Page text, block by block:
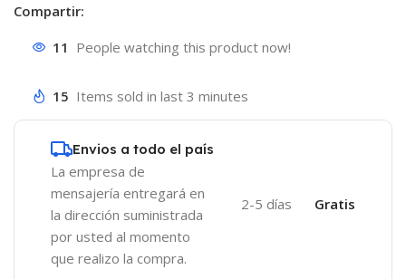
Compartir:
11 People watching this product now!
15 Items sold in last 3 minutes
Envios a todo el país
La empresa de
mensajería entregará en
la dirección suministrada
por usted al momento
que realizo la compra.
2-5 días Gratis